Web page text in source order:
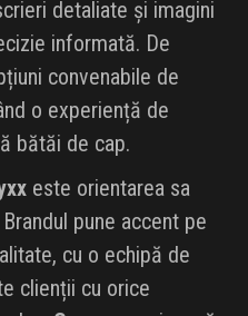
detaliate și imagini
informată. De
convenabile de
o experiență de
bătăi de cap.
este orientarea sa
pune accent pe
cu o echipă de
clienții cu orice